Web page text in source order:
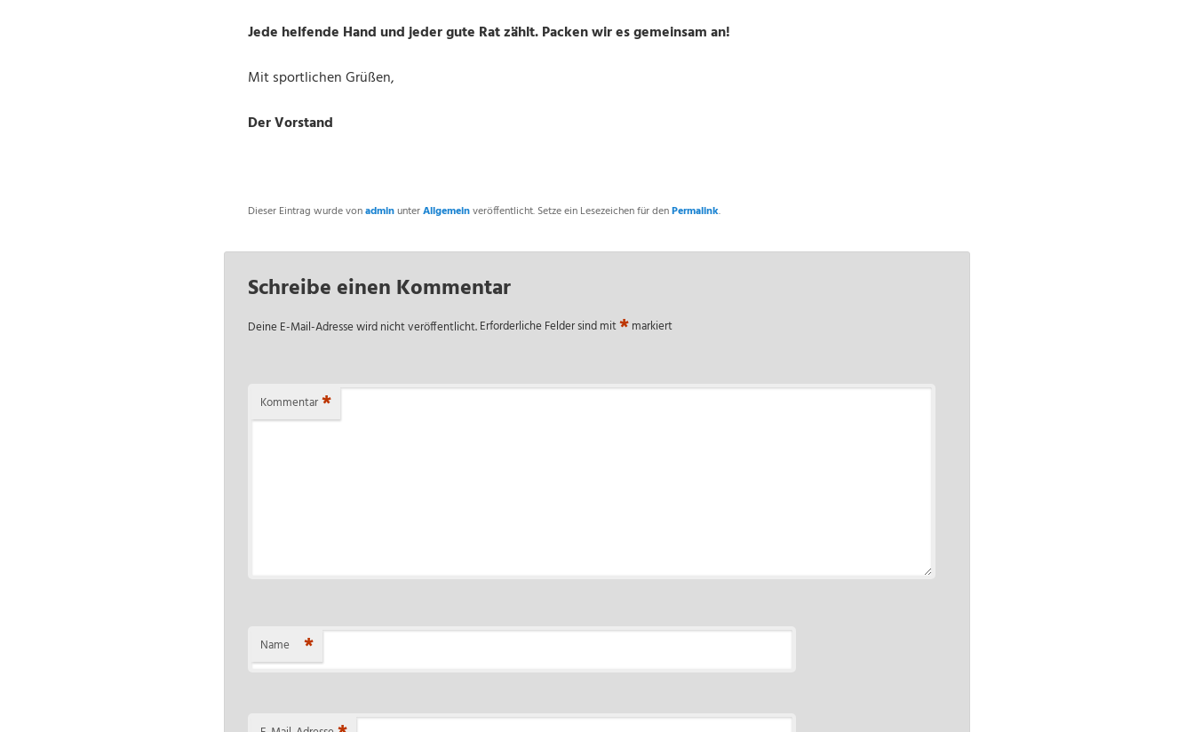
Jede helfende Hand und jeder gute Rat zählt. Packen wir es gemeinsam an!
Mit sportlichen Grüßen,
Der Vorstand
Dieser Eintrag wurde vonadminunterAllgemeinveröffentlicht. Setze ein Lesezeichen für denPermalink.
Schreibe einen Kommentar
Deine E-Mail-Adresse wird nicht veröffentlicht.Erforderliche Felder sind mit*markiert
Kommentar *
Name *